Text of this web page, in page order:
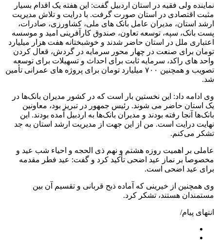
نماینده ولی فقیه در استان اردبیل گفت: این هفته یک اقدام بسیار
مثبت اقتصادی در استان صورت گرفت. با درایت و تلاش مدیریت
ارشد استان، مدیران عامل بانک های ملی، کشاورزی، صادرات،
پست بانک، سپه، توسعه تعاون، صندوق کارآفرینی امید و موسسه
اعتباری ملل در استان حاضر شدند و خوشبختانه هفت هزار میلیارد
تومان برای صنعت در چهار محور سرمایه در گردش، قعال کردن
واحد های راکد، سرمایه ثابت برای احداث و تسهیلات برای توسعه
تصویب و همچنین ۷۰۰ میلیارد تومان برای پروژه های عمرانی تأمین
شد.
وی ادامه داد: این نخستین بار است که در کشور مدیران بانک‌ها در
یک استان حاضر می شوند. رئیس جمهور در تبریز بود، معاونین
بانک‌ها آنجا رفته بودند و مدیران بانک‌ها به اردبیل آمده بودند. این
نهایت درایت است. من از این جهت از مدیریت ارشد استان به جد
تشکر می‌کنم.
عاملی بر اهمیت روزه هشتم و نهم ذی الحجه و احیاء شب عید و
مخصوصا بر نماز عید اضحی تأکید کرد و گفت: عید فطر مقدمه
برای عید اضحی است.
وی همچنین از خیرینی که آماده ذبح قربانی و تقسیم آن بین
مستمندان هستند، تشکر کرد.
انتهای پیام/